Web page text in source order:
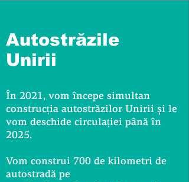
Autostrăzile
Unirii
În 2021, vom începe simultan
construcția autostrăzilor Unirii și le
vom deschide circulației până în
2025.
Vom construi 700 de kilometri de
autostradă pe